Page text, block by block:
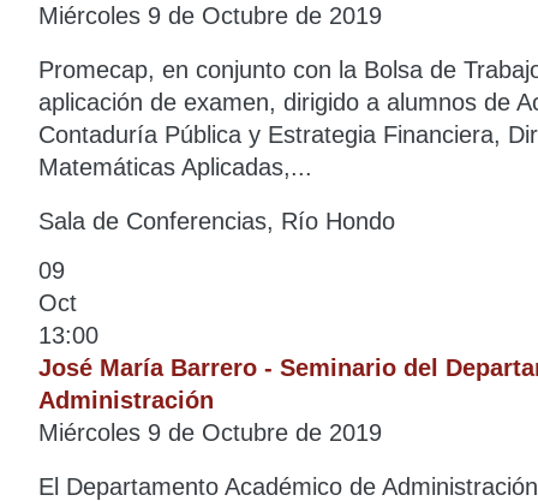
Miércoles 9 de Octubre de 2019
Promecap, en conjunto con la Bolsa de
aplicación de examen, dirigido a alumnos de
Contaduría Pública y Estrategia Financiera,
Matemáticas Aplicadas,...
Sala de Conferencias, Río Hondo
09
Oct
13:00
José María Barrero - Seminario del
Administración
Miércoles 9 de Octubre de 2019
El Departamento Académico de